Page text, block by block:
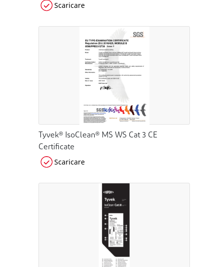
Scaricare
Tyvek® IsoClean® MS WS Cat 3 CE
Certificate
Scaricare